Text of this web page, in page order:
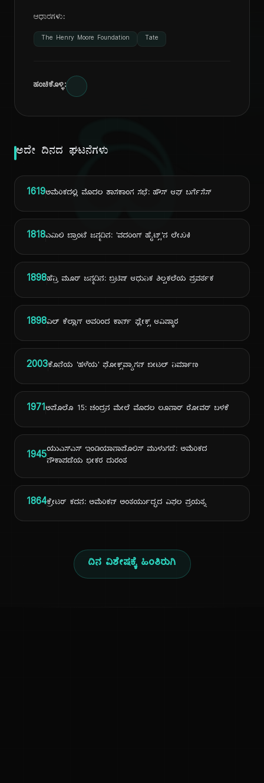
ದಿ
ಆಧಾರಗಳು:
The Henry Moore Foundation Tate
ಹಂಚಿಕೊಳ್ಳಿ:
ಅದೇ ದಿನದ ಘಟನೆಗಳು
1619ಅಮೆರಿಕದಲ್ಲಿ ಮೊದಲ ಶಾಸಕಾಂಗ ಸಭೆ: ಹೌಸ್ ಆಫ್ ಬರ್ಗೆಸೆಸ್
1818ಎಮಿಲಿ ಬ್ರಾಂಟೆ ಜನ್ಮದಿನ: 'ವದರಿಂಗ್ ಹೈಟ್ಸ್'ನ ಲೇಖಕಿ
1898ಹೆನ್ರಿ ಮೂರ್ ಜನ್ಮದಿನ: ಬ್ರಿಟಿಷ್ ಆಧುನಿಕ ಶಿಲ್ಪಕಲೆಯ ಪ್ರವರ್ತಕ
1898ವಿಲ್ ಕೆಲ್ಲಾಗ್ ಅವರಿಂದ ಕಾರ್ನ್ ಫ್ಲೇಕ್ಸ್ ಆವಿಷ್ಕಾರ
2003ಕೊನೆಯ 'ಹಳೆಯ' ಫೋಕ್ಸ್‌ವ್ಯಾಗನ್ ಬೀಟಲ್ ನಿರ್ಮಾಣ
1971ಅಪೊಲೊ 15: ಚಂದ್ರನ ಮೇಲೆ ಮೊದಲ ಲೂನಾರ್ ರೋವರ್ ಬಳಕೆ
1945ಯುಎಸ್ಎಸ್ ಇಂಡಿಯಾನಾಪೊಲಿಸ್ ಮುಳುಗಡೆ: ಅಮೆರಿಕದ
ನೌಕಾಪಡೆಯ ಭೀಕರ ದುರಂತ
1864ಕ್ರೇಟರ್ ಕದನ: ಅಮೆರಿಕನ್ ಅಂತರ್ಯುದ್ಧದ ವಿಫಲ ಪ್ರಯತ್ನ
ದಿನ ವಿಶೇಷಕ್ಕೆ ಹಿಂತಿರುಗಿ